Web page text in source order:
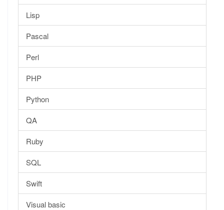
Lisp
Pascal
Perl
PHP
Python
QA
Ruby
SQL
Swift
Visual basic